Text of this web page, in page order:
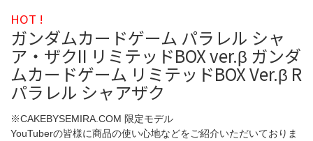
HOT !
ガンダムカードゲーム パラレル シャ
ア・ザクII リミテッドBOX ver.β ガンダ
ムカードゲーム リミテッドBOX Ver.β R
パラレル シャアザク
※CAKEBYSEMIRA.COM 限定モデル
YouTuberの皆様に商品の使い心地などをご紹介いただいておりま